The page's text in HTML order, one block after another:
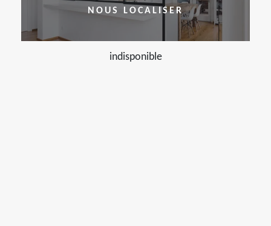
NOUS LOCALISER
indisponible